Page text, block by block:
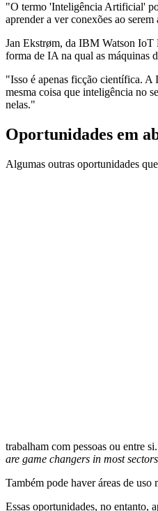
"O termo 'Inteligência Artificial'
aprender a ver conexões ao
Jan Ekstrøm, da IBM Watson IoT
forma de IA na qual as máquinas
"Isso é apenas ficção científica. A
mesma coisa que inteligência no
nelas."
Oportunidades em
Algumas outras oportunidades
trabalham com pessoas ou entre si.
are game changers in most
Também pode haver áreas de
Essas oportunidades, no entanto,